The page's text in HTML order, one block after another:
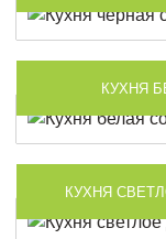
КУХНЯ
КУХНЯ